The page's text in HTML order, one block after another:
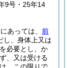
9号・25年14
あっては、 前
し、身体上又は
必要とし、か
、又は受ける